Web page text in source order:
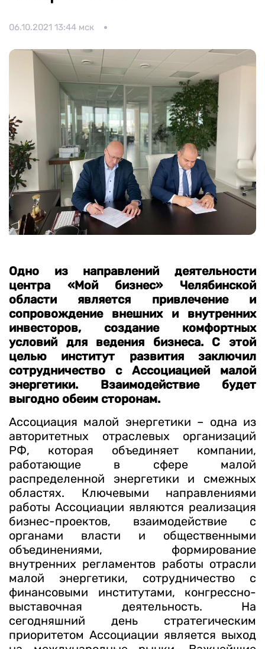
Контакты и обратная связь
8 (800) 350 24 74
Получить консультацию
06.10.2021 13:44 мск
Одно из направлений деятельности
центра «Мой бизнес» Челябинской
области является привлечение и
сопровождение внешних и внутренних
инвесторов, создание комфортных
условий для ведения бизнеса. С этой
целью институт развития заключил
сотрудничество с Ассоциацией малой
энергетики. Взаимодействие будет
выгодно обеим сторонам.
Ассоциация малой энергетики – одна из
авторитетных отраслевых организаций
РФ, которая объединяет компании,
работающие в сфере малой
распределенной энергетики и смежных
областях. Ключевыми направлениями
работы Ассоциации являются реализация
бизнес-проектов, взаимодействие с
органами власти и общественными
объединениями, формирование
внутренних регламентов работы отрасли
малой энергетики, сотрудничество с
финансовыми институтами, конгрессно-
выставочная деятельность. На
сегодняшний день стратегическим
приоритетом Ассоциации является выход